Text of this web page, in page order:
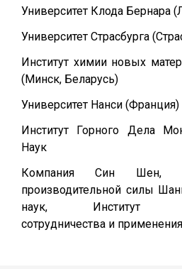
Университет Клода Бернара
Университет Страсбурга
Институт химии новых
(Минск, Беларусь)
Университет Нанси (Франция)
Институт Горного Дела
Наук
Компания Син Шен,
производительной силы
наук, Институт
сотрудничества и